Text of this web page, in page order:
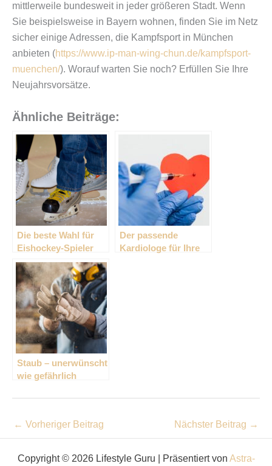
mittlerweile bundesweit in jeder größeren Stadt. Wenn
Sie beispielsweise in Bayern wohnen, finden Sie im Netz
sicher einige Adressen, die Kampfsport in München
anbieten (https://www.ip-man-wing-chun.de/kampfsport-
muenchen/). Worauf warten Sie noch? Erfüllen Sie Ihre
Neujahrsvorsätze.
Ähnliche Beiträge:
Die beste Wahl für
Eishockey-Spieler
Der passende
Kardiologe für Ihre
Staub – unerwünscht
wie gefährlich
← Vorheriger Beitrag Nächster Beitrag →
Copyright © 2026 Lifestyle Guru | Präsentiert von Astra-